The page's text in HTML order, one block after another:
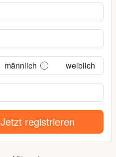
männlich weiblich
Jetzt registrieren